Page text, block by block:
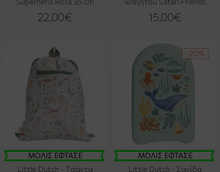
22,00€ 15,00€
ΜΟΛΙΣ ΕΦΤΑΣΕ
Little Dutch - Τσάντα
-20%
ΜΟΛΙΣ ΕΦΤΑΣΕ
Little Dutch - Σανίδα